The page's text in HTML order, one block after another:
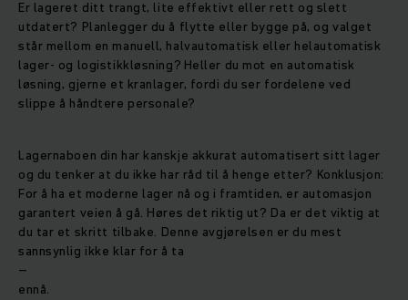
Er lageret ditt trangt, lite effektivt eller rett og slett
utdatert? Planlegger du å flytte eller bygge på, og valget
står mellom en manuell, halvautomatisk eller helautomatisk
lager- og logistikkløsning? Heller du mot en automatisk
løsning, gjerne et kranlager, fordi du ser fordelene ved
slippe å håndtere personale?
Lagernaboen din har kanskje akkurat automatisert sitt lager
og du tenker at du ikke har råd til å henge etter? Konklusjon:
For å ha et moderne lager nå og i framtiden, er automasjon
garantert veien å gå. Høres det riktig ut? Da er det viktig at
du tar et skritt tilbake. Denne avgjørelsen er du mest
sannsynlig ikke klar for å ta
–
ennå.